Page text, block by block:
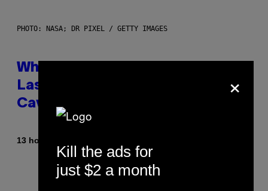
PHOTO: NASA; DR PIXEL / GETTY IMAGES
Why NASA Wants to Send a
Laser-Powered Drone Into
Caves Beneath the Moon
13 hours ago
×
Kill the ads for
just $2 a month